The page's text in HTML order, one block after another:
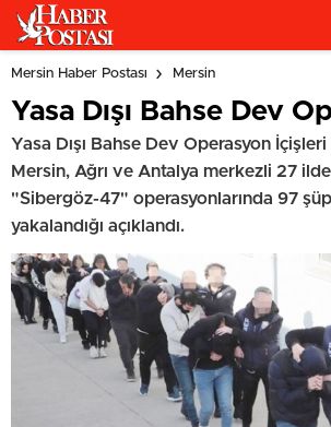
Mersin Haber Postası Mersin
Yasa Dışı Bahse Dev
Yasa Dışı Bahse Dev Operasyon İçişleri
Mersin, Ağrı ve Antalya merkezli 27
"Sibergöz-47" operasyonlarında 97
yakalandığı açıklandı.